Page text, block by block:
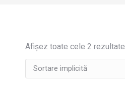
Afișez toate cele 2 rezultate